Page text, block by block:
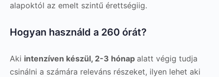
alapoktól az emelt szintű érettségiig.
Hogyan használd a 260 órát?
Aki intenzíven készül, 2-3 hónap alatt végig tudja
csinálni a számára releváns részeket, ilyen lehet aki